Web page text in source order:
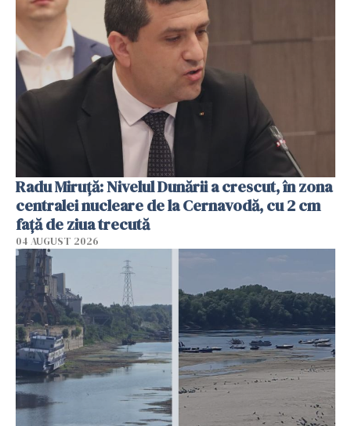
Radu Miruţă: Nivelul Dunării a crescut, în zona
centralei nucleare de la Cernavodă, cu 2 cm
faţă de ziua trecută
04 AUGUST 2026